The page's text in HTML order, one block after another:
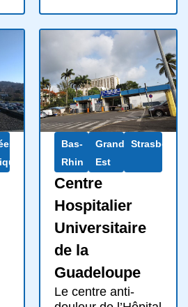
Bas-
Rhin
Grand
Est
Strasbourg
Centre
Hospitalier
Universitaire
de la
Guadeloupe
Le centre anti-